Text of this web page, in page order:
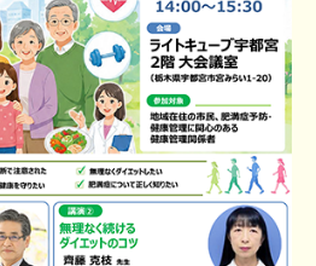
（木）正午まで延長しまし
MAPを公開しました。
。